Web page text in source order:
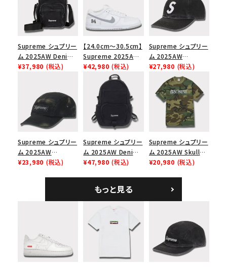
Supreme シュプリー
ム 2025AW Denim
Shoulder Bag デニ
¥37,980 (税込)
【24.0cm～30.5cm】
Supreme 2025AW
Nike SB Dunk Low
ナイキ SB ダンク ロ
ー スニーカー ホワイ
¥42,980 (税込)
Supreme シュプリー
ム 2025AW
Pigment Coated
2-Tone S Logo 6-
Panel Cap ピグメン
トコーテッド 2トーン
エスロゴ 6パネルキャ
ップ ブラック
¥27,980 (税込)
Supreme シュプリー
ム 2025AW
Overdyed Camp
¥23,980 (税込)
Supreme シュプリー
ム 2025AW Denim
Backpack デニム バ
¥47,980 (税込)
Supreme シュプリー
ム 2025AW Skull
Tee スカル Tシャ
¥20,980 (税込)
もっと見る